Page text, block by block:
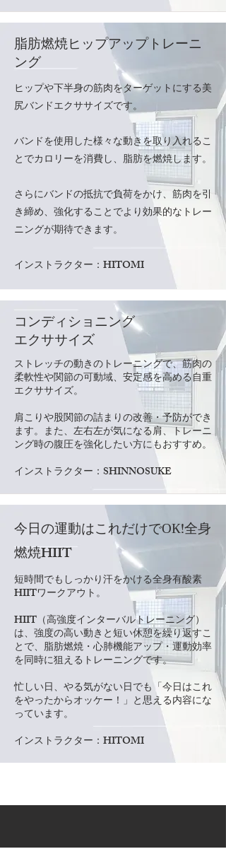
脂肪燃焼ヒップアップトレーニ
ング
ヒップや下半身の筋肉をターゲットにする美
尻バンドエクササイズです。
バンドを使用した様々な動きを取り入れるこ
とでカロリーを消費し、脂肪を燃焼します。
さらにバンドの抵抗で負荷をかけ、筋肉を引
き締め、強化することでより効果的なトレー
ニングが期待できます。
​インストラクター：HITOMI
コンディショニング
エクササイズ
ストレッチの動きのトレーニングで、筋肉の
柔軟性や関節の可動域、安定感を高める自重
エクササイズ。
肩こりや股関節の詰まりの改善・予防ができ
ます。また、左右左が気になる肩、トレーニ
ング時の腹圧を強化したい方にもおすすめ。
​インストラクター：SHINNOSUKE
今日の運動はこれだけでОК!全身
燃焼HIIT
短時間でもしっかり汗をかける全身有酸素
HIITワークアウト。
HIIT（高強度インターバルトレーニング）
は、強度の高い動きと短い休憩を繰り返すこ
とで、脂肪燃焼・心肺機能アップ・運動効率
を同時に狙えるトレーニングです。
忙しい日、やる気がない日でも「今日はこれ
をやったからオッケー！」と思える内容にな
っています。
​インストラクター：HITOMI